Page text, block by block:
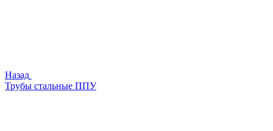
Назад
Трубы стальные ППУ